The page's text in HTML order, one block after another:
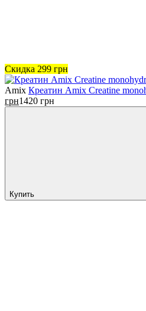
Скидка 299 грн
Amix Креатин Amix Creatine
грн1420 грн
Купить